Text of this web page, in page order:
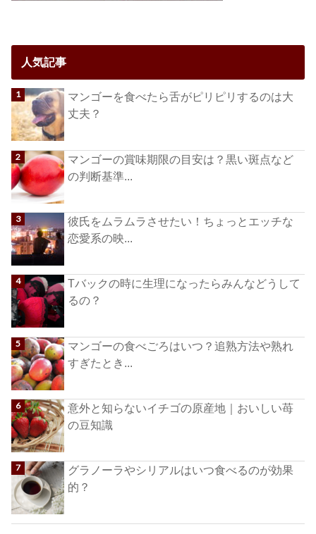
人気記事
マンゴーを食べたら舌がピリピリするのは大
丈夫？
マンゴーの賞味期限の目安は？黒い斑点など
の判断基準...
彼氏をムラムラさせたい！ちょっとエッチな
恋愛系の映...
Tバックの時に生理になったらみんなどうして
るの？
マンゴーの食べごろはいつ？追熟方法や熟れ
すぎたとき...
意外と知らないイチゴの原産地｜おいしい苺
の豆知識
グラノーラやシリアルはいつ食べるのが効果
的？